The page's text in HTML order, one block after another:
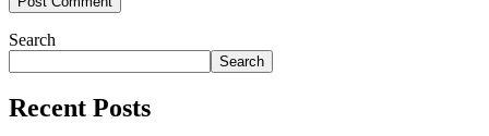
Search
Search
Recent Posts